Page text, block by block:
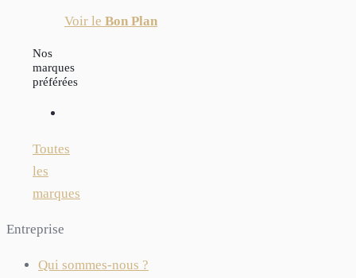
Voir le Bon Plan
Nos
marques
préférées
Toutes
les
marques
Entreprise
Qui sommes-nous ?